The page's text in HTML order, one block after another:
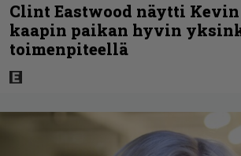
Clint Eastwood näytti
kaapin paikan hyvin
toimenpiteellä